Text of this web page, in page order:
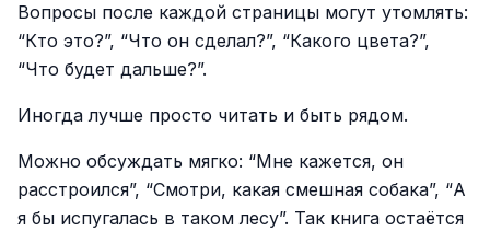
Вопросы после каждой страницы могут утомлять:
“Кто это?”, “Что он сделал?”, “Какого цвета?”,
“Что будет дальше?”.
Иногда лучше просто читать и быть рядом.
Можно обсуждать мягко: “Мне кажется, он
расстроился”, “Смотри, какая смешная собака”, “А
я бы испугалась в таком лесу”. Так книга остаётся